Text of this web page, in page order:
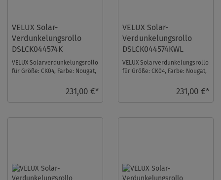
VELUX Solar-
Verdunkelungsrollo
DSLCK044574K
VELUX Solarverdunkelungsrollo
für Größe: CK04, Farbe: Nougat,
231,00 €*
VELUX Solar-
Verdunkelungsrollo
DSLCK044574KWL
VELUX Solarverdunkelungsrollo
für Größe: CK04, Farbe: Nougat,
231,00 €*